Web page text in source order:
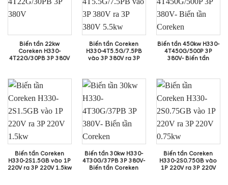
Biến tần 22kw
Coreken H330-
4T22G/30PB 3P 380V
Biến tần Coreken
H330-4T5.5G/7.5PB
vào 3P 380V ra 3P
Biến tần 450kw H330-
4T450G/500P 3P
380V- Biến tần
Biến tần Coreken
H330-2S1.5GB vào 1P
220V ra 3P 220V 1.5kw
Biến tần 30kw H330-
4T30G/37PB 3P 380V-
Biến tần Coreken
Biến tần Coreken
H330-2S0.75GB vào
1P 220V ra 3P 220V